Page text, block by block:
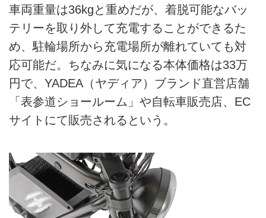
車両重量は36kgと重めだが、着脱可能なバッ
テリーを取り外して充電することができるた
め、駐輪場所から充電場所が離れていても対
応可能だ。ちなみに気になる本体価格は33万
円で、YADEA（ヤディア）ブランド直営店舗
「表参道ショールーム」や自転車販売店、EC
サイトにて販売されるという。